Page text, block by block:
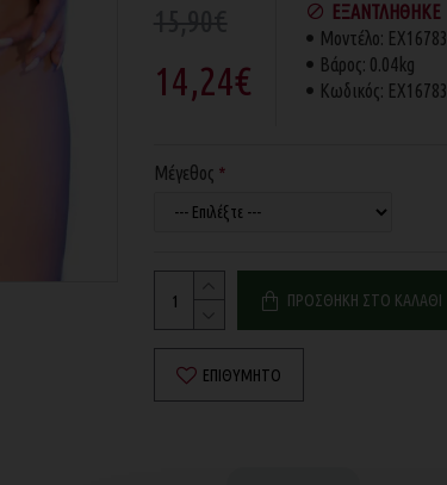
14,24€
ΕΞΑΝΤΛΉΘΗΚΕ
Μοντέλο: EX16783
Βάρος: 0.04kg
Κωδικός: EX16783
Μέγεθος
ΠΡΟΣΘΉΚΗ ΣΤΟ ΚΑΛΆΘΙ
ΕΠΙΘΥΜΗΤΌ